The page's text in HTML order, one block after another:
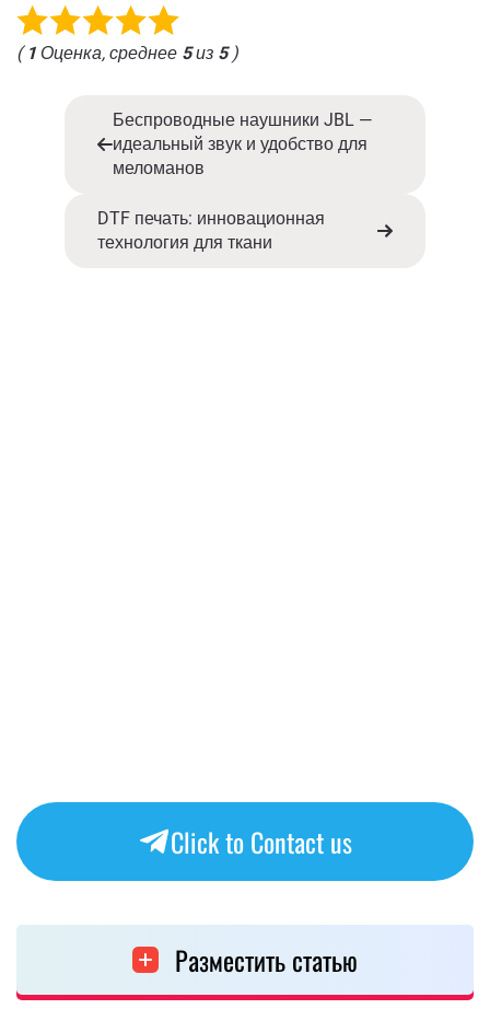
( 1 Оценка, среднее 5из 5)
Беспроводные наушники JBL —
идеальный звук и удобство для
меломанов
DTF печать: инновационная
технология для ткани
Click to Contact us
Разместить статью